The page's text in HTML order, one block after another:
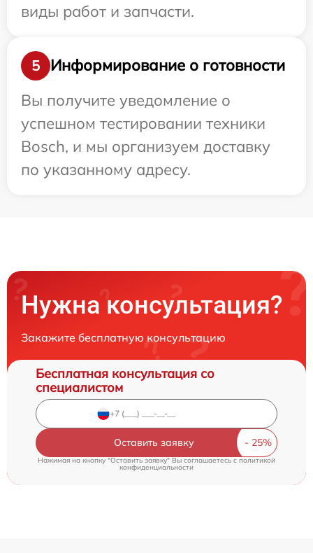
виды работ и запчасти.
5
Информирование о готовности
Вы получите уведомление о
успешном тестировании техники
Bosch, и мы организуем доставку
по указанному адресу.
Нужна консультация?
Закажите бесплатную консультацию
Бесплатная консультация со
специалистом
Оставить заявку
Нажимая на кнопку "Оставить заявку" Вы соглашаетесь cполитикой
конфиденциальности